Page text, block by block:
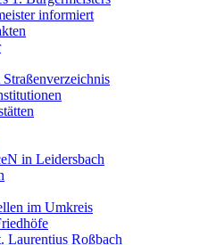
informiert
in Leidersbach
im Umkreis
Laurentius Roßbach